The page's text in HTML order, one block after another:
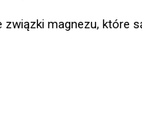
związki magnezu, które